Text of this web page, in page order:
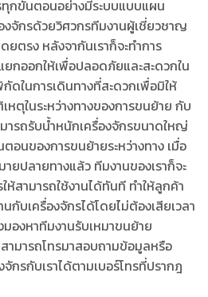
ทุกขั้นตอนอย่างมีระบบแบบแผน
งจักรด้วยวิศวกรทีมงานผู้เชี่ยวชาญ
ยตรง หลังจากันเราก็จะทำการ
กออกให้เพื่อปลอดภัยและสะดวกใน
ดในการเดินทางที่สะดวกเพื่อมิให้
ตุในระหว่างทางของการขนย้าย กับ
ารถรับน้ำหนักเครื่องจักรขนาดใหญ่
อนของการขนย้ายระหว่างทาง เมื่อ
ยปลายทางแล้ว ทีมงานของเราก็จะ
ห้สามารถใช้งานได้ทันที ทำให้ลูกค้า
กับเครื่องจักรได้โดยไม่ต้องเสียเวลา
องหาทีมงานรับเหมาขนย้าย
ามารถโทรมาสอบถามข้อมูลหรือ
กรกับเราได้ตามเบอร์โทรที่ปรากฎ